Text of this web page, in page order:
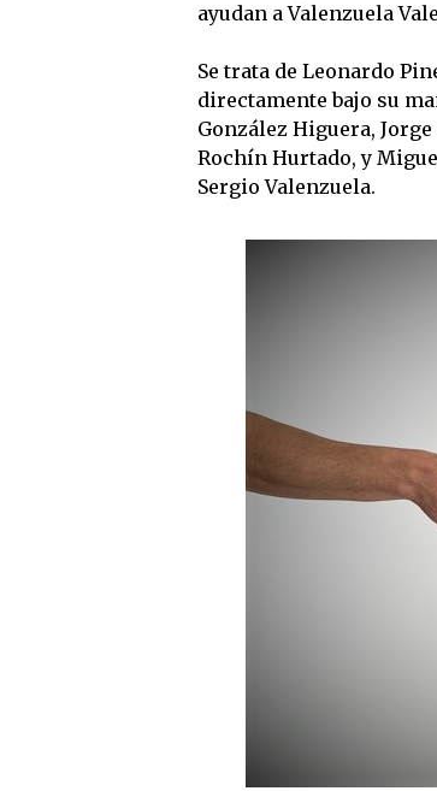
ayudan a Valenzuela
Se trata de Leonardo
directamente bajo su
González Higuera,
Rochín Hurtado, y
Sergio Valenzuela.